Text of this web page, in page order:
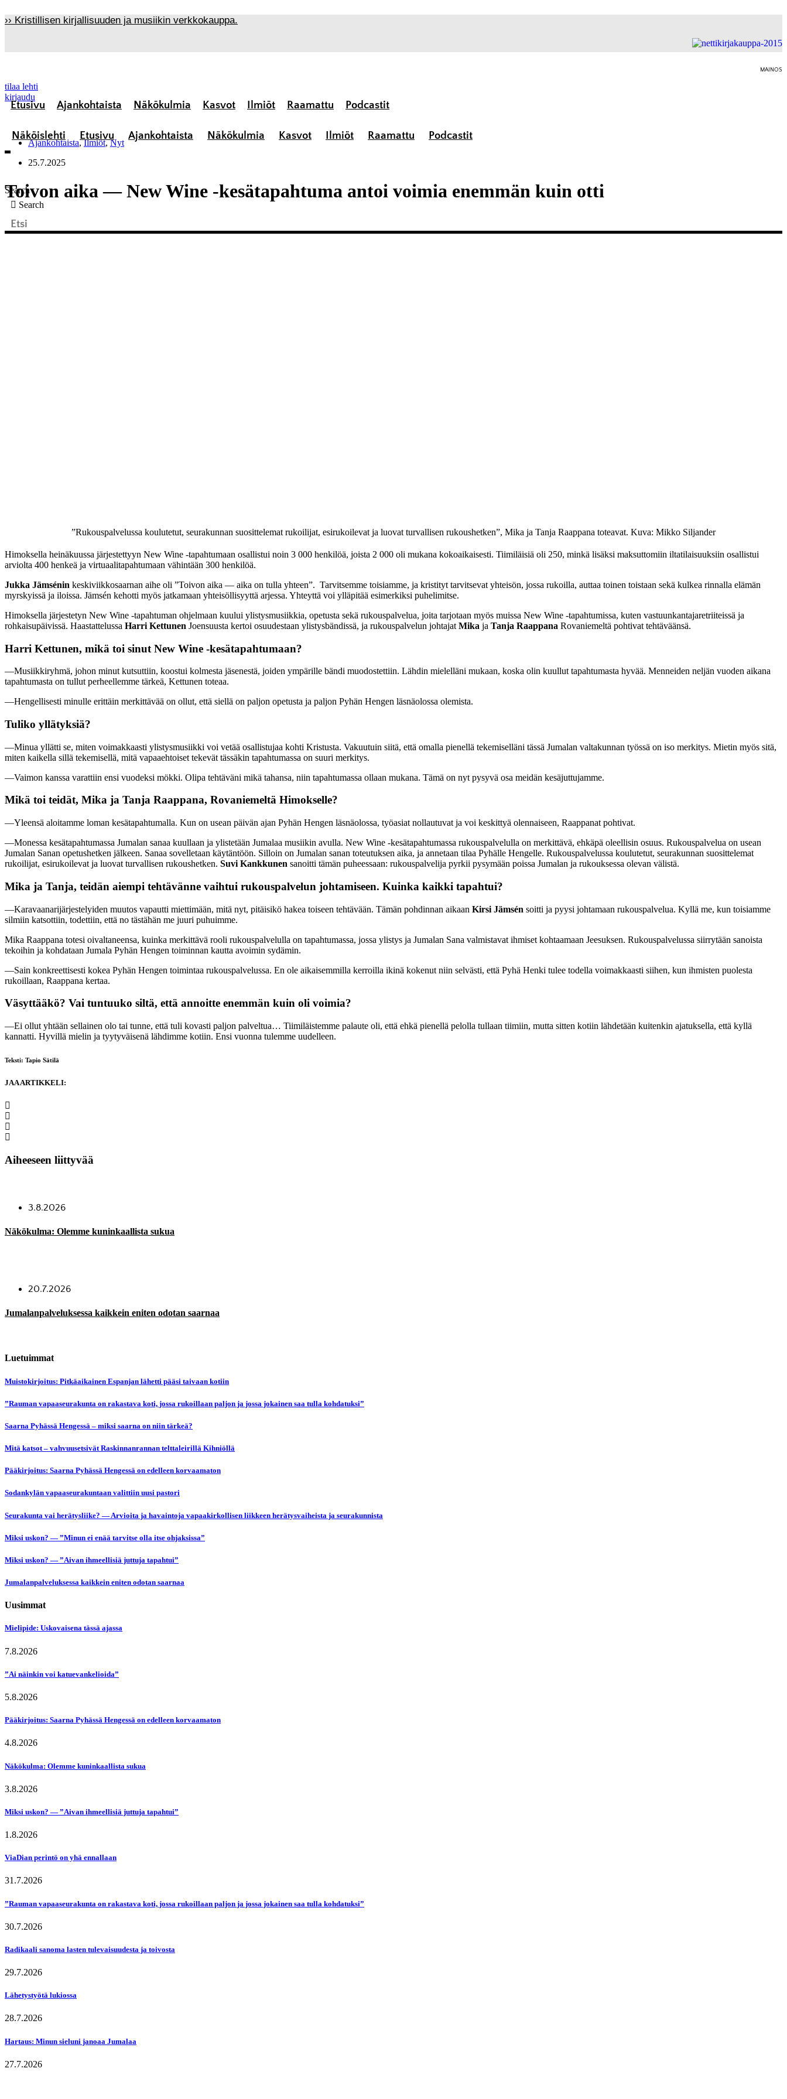
sisältöön
›› Kristillisen kirjallisuuden ja musiikin verkkokauppa.
MAINOS
tilaa lehti
kirjaudu
Etusivu Ajankohtaista Näkökulmia Kasvot Ilmiöt Raamattu Podcastit
Näköislehti Etusivu Ajankohtaista Näkökulmia Kasvot Ilmiöt Raamattu Podcastit
Search
Search
Ajankohtaista,Ilmiöt,Nyt
25.7.2025
Toivon aika — New Wine -kesätapahtuma antoi voimia enemmän kuin otti
”Rukouspalvelussa koulutetut, seurakunnan suosittelemat rukoilijat, esirukoilevat ja luovat turvallisen rukoushetken”, Mika ja Tanja Raappana toteavat. Kuva: Mikko Siljander
Himoksella heinäkuussa järjestettyyn New Wine -tapahtumaan osallistui noin 3 000 henkilöä, joista 2 000 oli mukana kokoaikaisesti. Tiimiläisiä oli 250, minkä lisäksi maksuttomiin iltatilaisuuksiin osallistui
arviolta 400 henkeä ja virtuaalitapahtumaan vähintään 300 henkilöä.
Jukka Jämsénin keskiviikkosaarnan aihe oli ”Toivon aika — aika on tulla yhteen”. Tarvitsemme toisiamme, ja kristityt tarvitsevat yhteisön, jossa rukoilla, auttaa toinen toistaan sekä kulkea rinnalla elämän
myrskyissä ja iloissa. Jämsén kehotti myös jatkamaan yhteisöllisyyttä arjessa. Yhteyttä voi ylläpitää esimerkiksi puhelimitse.
Himoksella järjestetyn New Wine -tapahtuman ohjelmaan kuului ylistysmusiikkia, opetusta sekä rukouspalvelua, joita tarjotaan myös muissa New Wine -tapahtumissa, kuten vastuunkantajaretriiteissä ja
rohkaisupäivissä. Haastattelussa Harri Kettunen Joensuusta kertoi osuudestaan ylistysbändissä, ja rukouspalvelun johtajat Mika ja Tanja Raappana Rovaniemeltä pohtivat tehtäväänsä.
Harri Kettunen, mikä toi sinut New Wine -kesätapahtumaan?
—Musiikkiryhmä, johon minut kutsuttiin, koostui kolmesta jäsenestä, joiden ympärille bändi muodostettiin. Lähdin mielelläni mukaan, koska olin kuullut tapahtumasta hyvää. Menneiden neljän vuoden aikana
tapahtumasta on tullut perheellemme tärkeä, Kettunen toteaa.
—Hengellisesti minulle erittäin merkittävää on ollut, että siellä on paljon opetusta ja paljon Pyhän Hengen läsnäolossa olemista.
Tuliko yllätyksiä?
—Minua yllätti se, miten voimakkaasti ylistysmusiikki voi vetää osallistujaa kohti Kristusta. Vakuutuin siitä, että omalla pienellä tekemiselläni tässä Jumalan valtakunnan työssä on iso merkitys. Mietin myös sitä,
miten kaikella sillä tekemisellä, mitä vapaaehtoiset tekevät tässäkin tapahtumassa on suuri merkitys.
—Vaimon kanssa varattiin ensi vuodeksi mökki. Olipa tehtäväni mikä tahansa, niin tapahtumassa ollaan mukana. Tämä on nyt pysyvä osa meidän kesäjuttujamme.
Mikä toi teidät, Mika ja Tanja Raappana, Rovaniemeltä Himokselle?
—Yleensä aloitamme loman kesätapahtumalla. Kun on usean päivän ajan Pyhän Hengen läsnäolossa, työasiat nollautuvat ja voi keskittyä olennaiseen, Raappanat pohtivat.
—Monessa kesätapahtumassa Jumalan sanaa kuullaan ja ylistetään Jumalaa musiikin avulla. New Wine -kesätapahtumassa rukouspalvelulla on merkittävä, ehkäpä oleellisin osuus. Rukouspalvelua on usean
Jumalan Sanan opetushetken jälkeen. Sanaa sovelletaan käytäntöön. Silloin on Jumalan sanan toteutuksen aika, ja annetaan tilaa Pyhälle Hengelle. Rukouspalvelussa koulutetut, seurakunnan suosittelemat
rukoilijat, esirukoilevat ja luovat turvallisen rukoushetken. Suvi Kankkunen sanoitti tämän puheessaan: rukouspalvelija pyrkii pysymään poissa Jumalan ja rukouksessa olevan välistä.
Mika ja Tanja, teidän aiempi tehtävänne vaihtui rukouspalvelun johtamiseen. Kuinka kaikki tapahtui?
—Karavaanarijärjestelyiden muutos vapautti miettimään, mitä nyt, pitäisikö hakea toiseen tehtävään. Tämän pohdinnan aikaan Kirsi Jämsén soitti ja pyysi johtamaan rukouspalvelua. Kyllä me, kun toisiamme
silmiin katsottiin, todettiin, että no tästähän me juuri puhuimme.
Mika Raappana totesi oivaltaneensa, kuinka merkittävä rooli rukouspalvelulla on tapahtumassa, jossa ylistys ja Jumalan Sana valmistavat ihmiset kohtaamaan Jeesuksen. Rukouspalvelussa siirrytään sanoista
tekoihin ja kohdataan Jumala Pyhän Hengen toiminnan kautta avoimin sydämin.
—Sain konkreettisesti kokea Pyhän Hengen toimintaa rukouspalvelussa. En ole aikaisemmilla kerroilla ikinä kokenut niin selvästi, että Pyhä Henki tulee todella voimakkaasti siihen, kun ihmisten puolesta
rukoillaan, Raappana kertaa.
Väsyttääkö? Vai tuntuuko siltä, että annoitte enemmän kuin oli voimia?
—Ei ollut yhtään sellainen olo tai tunne, että tuli kovasti paljon palveltua… Tiimiläistemme palaute oli, että ehkä pienellä pelolla tullaan tiimiin, mutta sitten kotiin lähdetään kuitenkin ajatuksella, että kyllä
kannatti. Hyvillä mielin ja tyytyväisenä lähdimme kotiin. Ensi vuonna tulemme uudelleen.
Teksti: Tapio Sätilä
JAA ARTIKKELI:
Aiheeseen liittyvää
3.8.2026
Näkökulma: Olemme kuninkaallista sukua
20.7.2026
Jumalanpalveluksessa kaikkein eniten odotan saarnaa
Luetuimmat
Muistokirjoitus: Pitkäaikainen Espanjan lähetti pääsi taivaan kotiin
”Rauman vapaaseurakunta on rakastava koti, jossa rukoillaan paljon ja jossa jokainen saa tulla kohdatuksi”
Saarna Pyhässä Hengessä – miksi saarna on niin tärkeä?
Mitä katsot – vahvuusetsivät Raskinnanrannan telttaleirillä Kihniöllä
Pääkirjoitus: Saarna Pyhässä Hengessä on edelleen korvaamaton
Sodankylän vapaaseurakuntaan valittiin uusi pastori
Seurakunta vai herätysliike? — Arvioita ja havaintoja vapaakirkollisen liikkeen herätysvaiheista ja seurakunnista
Miksi uskon? — ”Minun ei enää tarvitse olla itse ohjaksissa”
Miksi uskon? — ”Aivan ihmeellisiä juttuja tapahtui”
Jumalanpalveluksessa kaikkein eniten odotan saarnaa
Uusimmat
Mielipide: Uskovaisena tässä ajassa
7.8.2026
”Ai näinkin voi katuevankelioida”
5.8.2026
Pääkirjoitus: Saarna Pyhässä Hengessä on edelleen korvaamaton
4.8.2026
Näkökulma: Olemme kuninkaallista sukua
3.8.2026
Miksi uskon? — ”Aivan ihmeellisiä juttuja tapahtui”
1.8.2026
ViaDian perintö on yhä ennallaan
31.7.2026
”Rauman vapaaseurakunta on rakastava koti, jossa rukoillaan paljon ja jossa jokainen saa tulla kohdatuksi”
30.7.2026
Radikaali sanoma lasten tulevaisuudesta ja toivosta
29.7.2026
Lähetystyötä lukiossa
28.7.2026
Hartaus: Minun sieluni janoaa Jumalaa
27.7.2026